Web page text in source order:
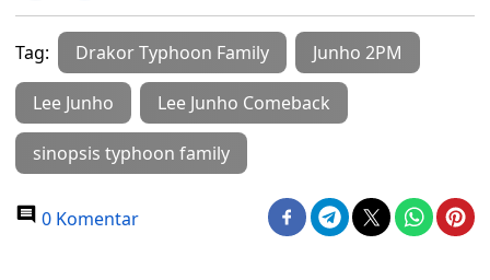
Tag: Drakor Typhoon Family Junho 2PM
Lee Junho Lee Junho Comeback
sinopsis typhoon family
0 Komentar